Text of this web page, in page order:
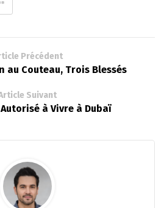
Précédent
au Couteau, Trois Blessés
Suivant
à Vivre à Dubaï